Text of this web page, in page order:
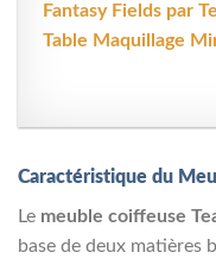
Fantasy Fields par
Table Maquillage
Caractéristique du
Le meuble coiffeuse
base de deux matières